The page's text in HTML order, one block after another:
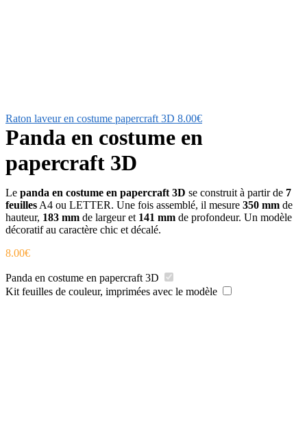
Raton laveur en costume papercraft 3D 8.00€
Panda en costume en
papercraft 3D
Le panda en costume en papercraft 3D se construit à partir de 7
feuilles A4 ou LETTER. Une fois assemblé, il mesure 350 mm de
hauteur, 183 mm de largeur et 141 mm de profondeur. Un modèle
décoratif au caractère chic et décalé.
8.00€
Panda en costume en papercraft 3D
Kit feuilles de couleur, imprimées avec le modèle